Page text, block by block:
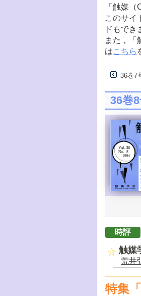
「触媒
このサイ
ドもでき
また，「
はこちら
36巻7
36巻
時評
触媒
荒井
特集